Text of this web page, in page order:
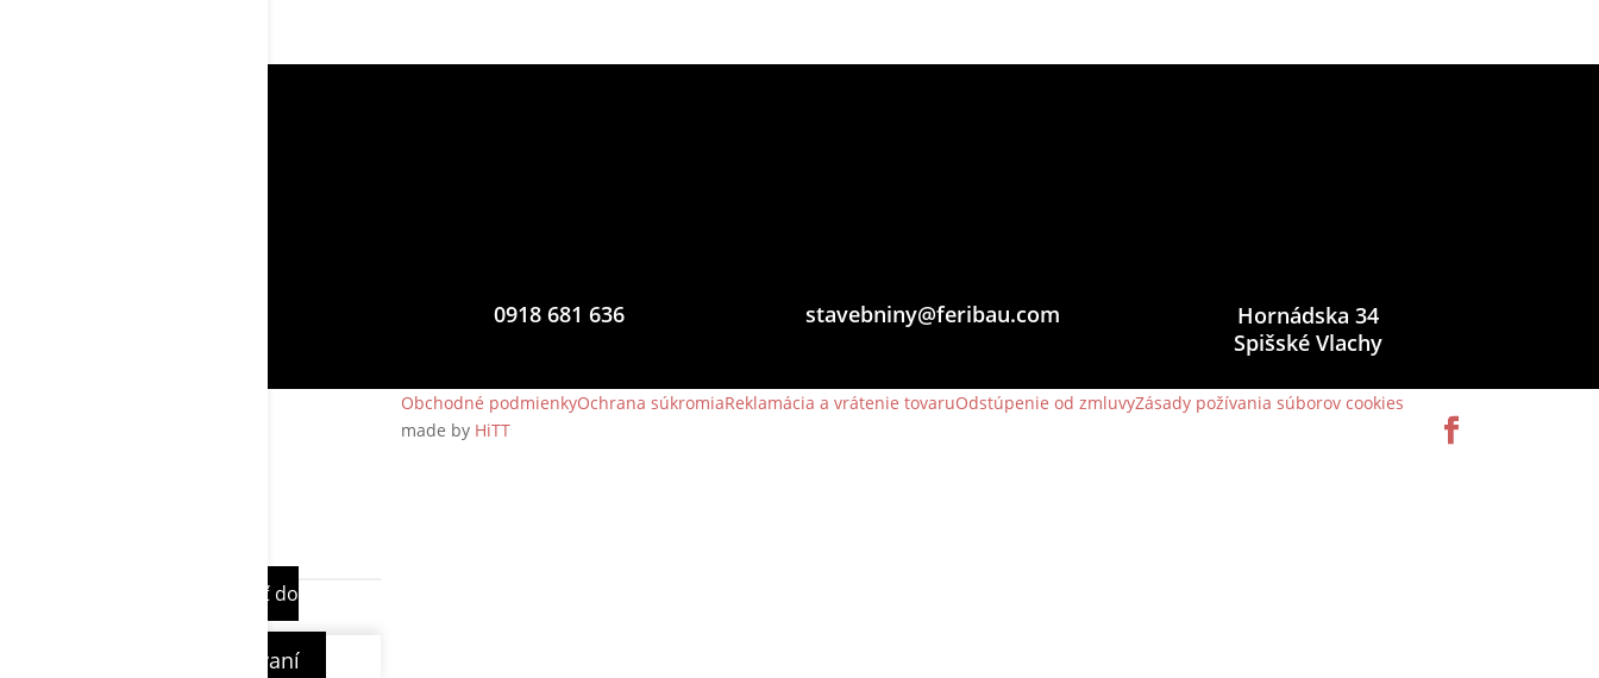
0918 681 636 stavebniny@feribau.com
Hornádska 34
Spišské Vlachy
Obchodné podmienkyOchrana súkromiaReklamácia a vrátenie tovaruOdstúpenie od zmluvyZásady požívania súborov cookies
made by HiTT
Naspäť do
Pokračovať v nakupovaní